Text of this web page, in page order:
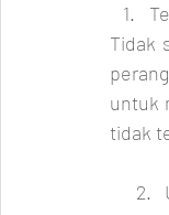
Tidak
untuk
tidak